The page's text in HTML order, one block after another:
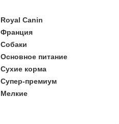
Royal Canin
Франция
Собаки
Основное питание
Сухие корма
Супер-премиум
Мелкие